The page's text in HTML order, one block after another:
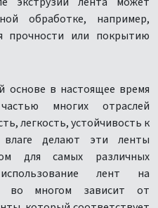
обработке, например,
прочности или покрытию
основе в настоящее время
многих отраслей
легкость, устойчивость к
делают эти ленты
для самых различных
лент на
во многом зависит от